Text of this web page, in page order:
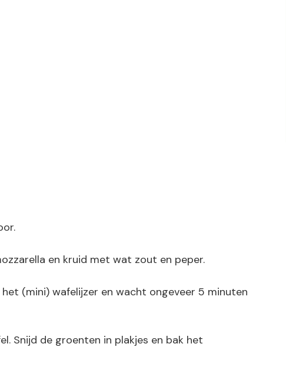
en kruid met wat zout en peper.
(mini) wafelijzer en wacht ongeveer 5 minuten
Snijd de groenten in plakjes en bak het